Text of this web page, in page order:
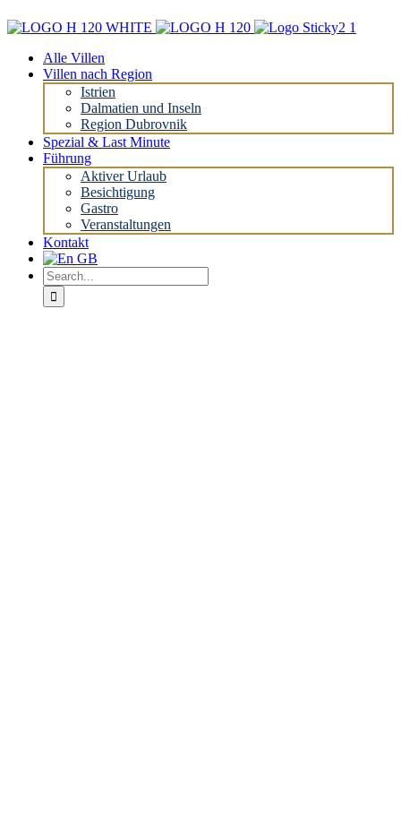
to
Alle Villen
Villen nach Region
Istrien
Dalmatien und Inseln
Region Dubrovnik
Spezial & Last Minute
Führung
Aktiver Urlaub
Besichtigung
Gastro
Veranstaltungen
Kontakt
Search
for: